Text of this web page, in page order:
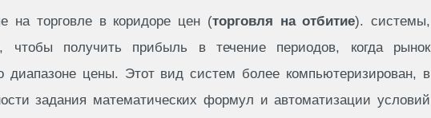
на торговле в коридоре цен (торговля на отбитие). системы,
чтобы получить прибыль в течение периодов, когда рынок
диапазоне цены. Этот вид систем более компьютеризирован, в
задания математических формул и автоматизации условий